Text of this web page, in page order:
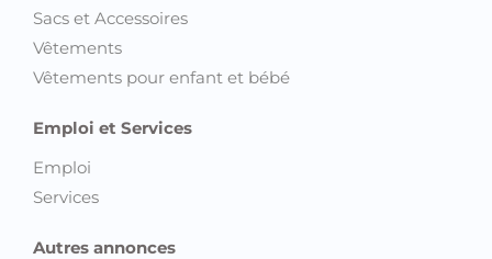
Sacs et Accessoires
Vêtements
Vêtements pour enfant et bébé
Emploi et Services
Emploi
Services
Autres annonces